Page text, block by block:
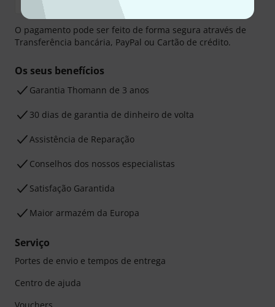
O pagamento pode ser feito de forma segura através de
Transferência bancária, PayPal ou Cartão de crédito.
Os seus benefícios
Garantia Thomann de 3 anos
30 dias de garantia de dinheiro de volta
Assistência de Reparação
Conselhos dos nossos especialistas
Satisfação Garantida
Maior armazém da Europa
Serviço
Portes de envio e tempos de entrega
Centro de ajuda